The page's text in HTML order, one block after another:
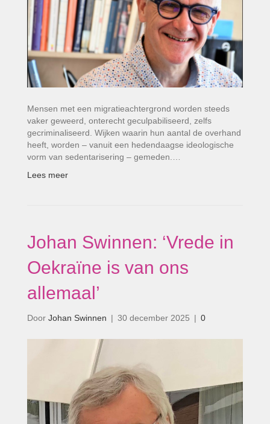
Mensen met een migratieachtergrond worden steeds
vaker geweerd, onterecht geculpabiliseerd, zelfs
gecriminaliseerd. Wijken waarin hun aantal de overhand
heeft, worden – vanuit een hedendaagse ideologische
vorm van sedentarisering – gemeden.…
Lees meer
Johan Swinnen: ‘Vrede in
Oekraïne is van ons
allemaal’
Door Johan Swinnen | 30 december 2025 | 0